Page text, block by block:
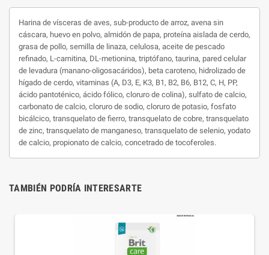
Harina de vísceras de aves, sub-producto de arroz, avena sin
cáscara, huevo en polvo, almidón de papa, proteína aislada de cerdo,
grasa de pollo, semilla de linaza, celulosa, aceite de pescado
refinado, L-carnitina, DL-metionina, triptófano, taurina, pared celular
de levadura (manano-oligosacáridos), beta caroteno, hidrolizado de
hígado de cerdo, vitaminas (A, D3, E, K3, B1, B2, B6, B12, C, H, PP,
ácido pantoténico, ácido fólico, cloruro de colina), sulfato de calcio,
carbonato de calcio, cloruro de sodio, cloruro de potasio, fosfato
bicálcico, transquelato de fierro, transquelato de cobre, transquelato
de zinc, transquelato de manganeso, transquelato de selenio, yodato
de calcio, propionato de calcio, concetrado de tocoferoles.
TAMBIÉN PODRÍA INTERESARTE